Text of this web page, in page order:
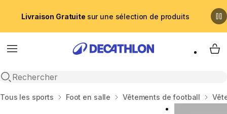
Livraison Gratuite sur une sélection de produits
Menu
Recherche ouverte
My
Accueil
Tous les sports Foot en salle Vêtements de football